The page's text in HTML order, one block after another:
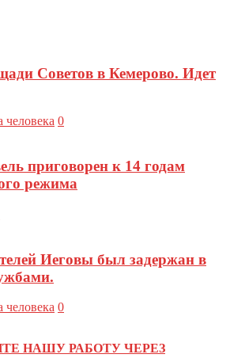
Советов в Кемерово. Идет
человека 0
приговорен к 14 годам
режима
Иеговы был задержан в
человека 0
НАШУ РАБОТУ ЧЕРЕЗ